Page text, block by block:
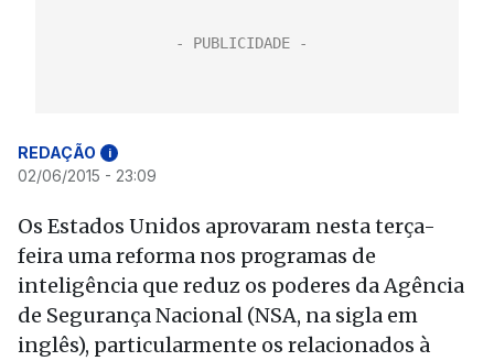
REDAÇÃO i
02/06/2015 - 23:09
Os Estados Unidos aprovaram nesta terça-
feira uma reforma nos programas de
inteligência que reduz os poderes da Agência
de Segurança Nacional (NSA, na sigla em
inglês), particularmente os relacionados à